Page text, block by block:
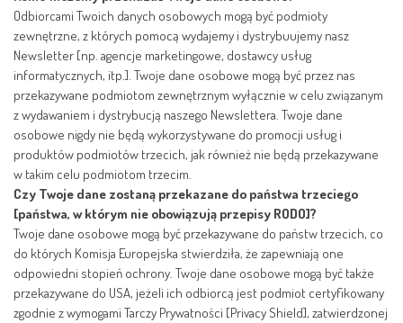
Odbiorcami Twoich danych osobowych mogą być podmioty
zewnętrzne, z których pomocą wydajemy i dystrybuujemy nasz
Newsletter [np. agencje marketingowe, dostawcy usług
informatycznych, itp.]. Twoje dane osobowe mogą być przez nas
przekazywane podmiotom zewnętrznym wyłącznie w celu związanym
z wydawaniem i dystrybucją naszego Newslettera. Twoje dane
osobowe nigdy nie będą wykorzystywane do promocji usług i
produktów podmiotów trzecich, jak również nie będą przekazywane
w takim celu podmiotom trzecim.
Czy Twoje dane zostaną przekazane do państwa trzeciego
[państwa, w którym nie obowiązują przepisy RODO]?
Twoje dane osobowe mogą być przekazywane do państw trzecich, co
do których Komisja Europejska stwierdziła, że zapewniają one
odpowiedni stopień ochrony. Twoje dane osobowe mogą być także
przekazywane do USA, jeżeli ich odbiorcą jest podmiot certyfikowany
zgodnie z wymogami Tarczy Prywatności [Privacy Shield], zatwierdzonej